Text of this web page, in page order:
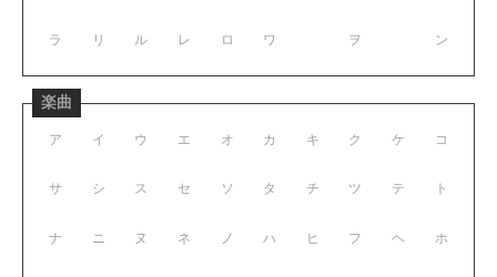
ラ リ ル レ ロ ワ ヲ ン
楽曲
ア イ ウ エ オ
サ シ ス セ ソ
ナ ニ ヌ ネ ノ
カ キ ク ケ コ
タ チ ツ テ ト
ハ ヒ フ ヘ ホ